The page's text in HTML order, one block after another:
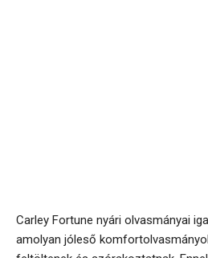
Carley Fortune nyári olvasmányai
amolyan jóleső